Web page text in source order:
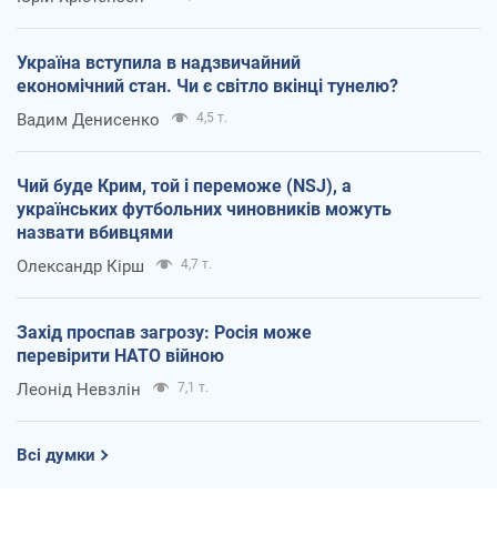
Україна вступила в надзвичайний
економічний стан. Чи є світло вкінці тунелю?
Вадим Денисенко 4,5 т.
Чий буде Крим, той і переможе (NSJ), а
українських футбольних чиновників можуть
назвати вбивцями
Олександр Кірш 4,7 т.
Захід проспав загрозу: Росія може
перевірити НАТО війною
Леонід Невзлін 7,1 т.
Всі думки